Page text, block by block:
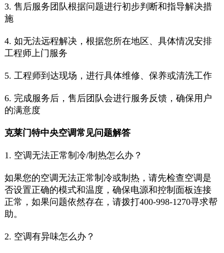
3. 售后服务团队根据问题进行初步判断和指导解决措
施
4. 如无法远程解决，根据您所在地区、具体情况安排
工程师上门服务
5. 工程师到达现场，进行具体维修、保养或清洗工作
6. 完成服务后，售后团队会进行服务反馈，确保用户
的满意度
克莱门特中央空调常见问题解答
1. 空调无法正常制冷/制热怎么办？
如果您的空调无法正常制冷或制热，请先检查空调是
否设置正确的模式和温度，确保电源和控制面板连接
正常，如果问题依然存在，请拨打400-998-1270寻求帮
助。
2. 空调有异味怎么办？